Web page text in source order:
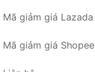
Mã giảm giá Lazada
Mã giảm giá Shopee